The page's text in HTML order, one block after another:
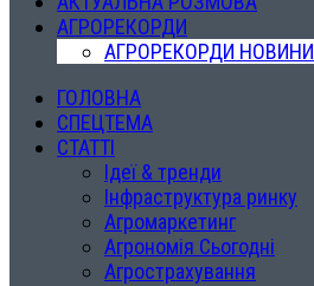
АГРОРЕКОРДИ
АГРОРЕКОРДИ НОВИНИ
ГОЛОВНА
СПЕЦТЕМА
СТАТТІ
Ідеї & тренди
Інфраструктура ринку
Агромаркетинг
Агрономія Сьогодні
Агрострахування